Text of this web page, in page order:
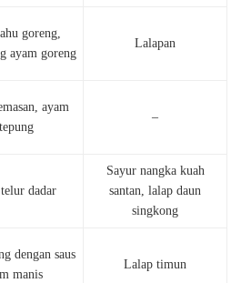
goreng,
ayam goreng
Lalapan
ayam
–
dadar
Sayur nangka kuah
santan, lalap daun
singkong
dengan saus
manis
Lalap timun